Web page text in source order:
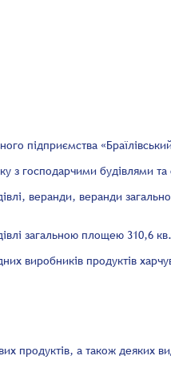
підприємства
з господарчими будівлями
веранди, веранди
загальною площею 310,6
виробників продуктів
продуктів, а також деяких